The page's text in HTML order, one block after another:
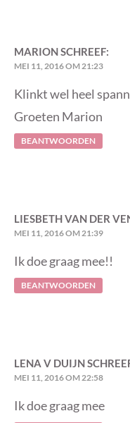
MARIONSCHREEF:
MEI 11, 2016 OM 21:23
Klinkt wel heel
Groeten Marion
BEANTWOORDEN
LIESBETH VAN DER
MEI 11, 2016 OM 21:39
Ik doe graag mee!!
BEANTWOORDEN
LENA V DUIJN
MEI 11, 2016 OM 22:58
Ik doe graag mee